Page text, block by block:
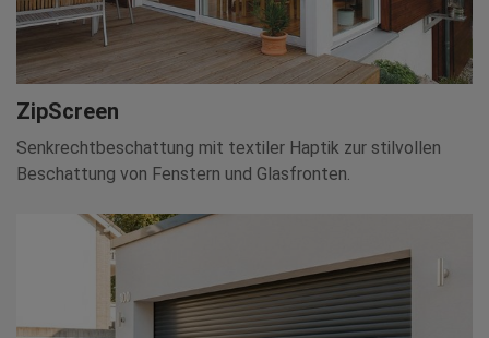
ZipScreen
Senkrechtbeschattung mit textiler Haptik zur stilvollen
Beschattung von Fenstern und Glasfronten.